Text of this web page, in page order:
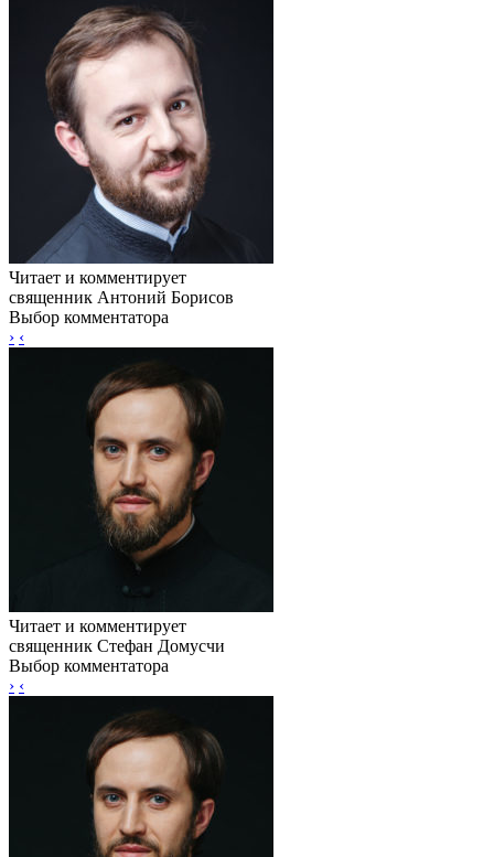
Читает и комментирует
священник Антоний Борисов
Выбор комментатора
› ‹
Читает и комментирует
священник Стефан Домусчи
Выбор комментатора
› ‹